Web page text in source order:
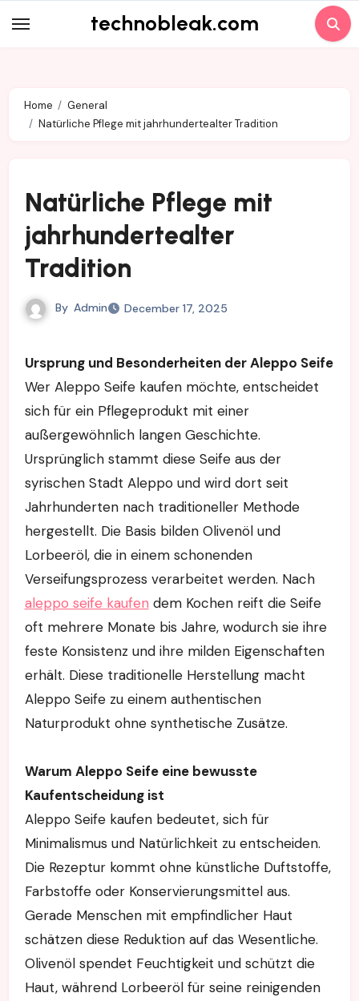
to
technobleak.com
Home
General
Natürliche Pflege mit jahrhundertealter Tradition
Natürliche Pflege mit
jahrhundertealter
Tradition
By Admin December 17, 2025
Ursprung und Besonderheiten der Aleppo Seife
Wer Aleppo Seife kaufen möchte, entscheidet
sich für ein Pflegeprodukt mit einer
außergewöhnlich langen Geschichte.
Ursprünglich stammt diese Seife aus der
syrischen Stadt Aleppo und wird dort seit
Jahrhunderten nach traditioneller Methode
hergestellt. Die Basis bilden Olivenöl und
Lorbeeröl, die in einem schonenden
Verseifungsprozess verarbeitet werden. Nach
aleppo seife kaufen dem Kochen reift die Seife
oft mehrere Monate bis Jahre, wodurch sie ihre
feste Konsistenz und ihre milden Eigenschaften
erhält. Diese traditionelle Herstellung macht
Aleppo Seife zu einem authentischen
Naturprodukt ohne synthetische Zusätze.
Warum Aleppo Seife eine bewusste
Kaufentscheidung ist
Aleppo Seife kaufen bedeutet, sich für
Minimalismus und Natürlichkeit zu entscheiden.
Die Rezeptur kommt ohne künstliche Duftstoffe,
Farbstoffe oder Konservierungsmittel aus.
Gerade Menschen mit empfindlicher Haut
schätzen diese Reduktion auf das Wesentliche.
Olivenöl spendet Feuchtigkeit und schützt die
Haut, während Lorbeeröl für seine reinigenden